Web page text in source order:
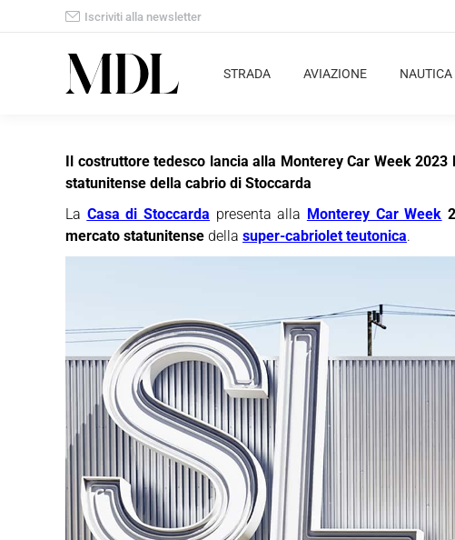
Iscriviti alla newsletter
STRADA AVIAZIONE NAUTICA
Il costruttore tedesco lancia alla Monterey Car Week
statunitense della cabrio di Stoccarda
La Casa di Stoccarda presenta alla Monterey Car Week
mercato statunitense della super-cabriolet teutonica.